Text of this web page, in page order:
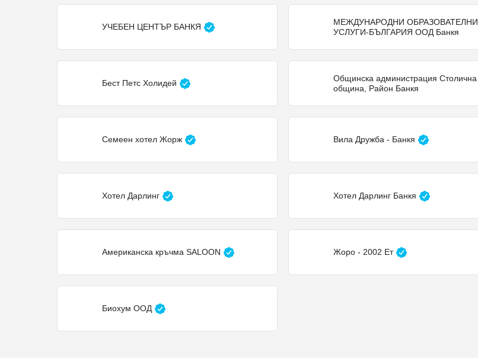
УЧЕБЕН ЦЕНТЪР БАНКЯ
МЕЖДУНАРОДНИ ОБРАЗОВАТЕЛНИ
УСЛУГИ-БЪЛГАРИЯ ООД Банкя
Бест Петс Холидей
Общинска администрация Столична
община, Район Банкя
Семеен хотел Жорж Вила Дружба - Банкя
Хотел Дарлинг Хотел Дарлинг Банкя
Американска кръчма SALOON Жоро - 2002 Ет
Биохум ООД